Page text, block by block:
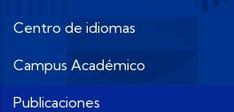
Centro de idiomas
Campus Académico
Publicaciones